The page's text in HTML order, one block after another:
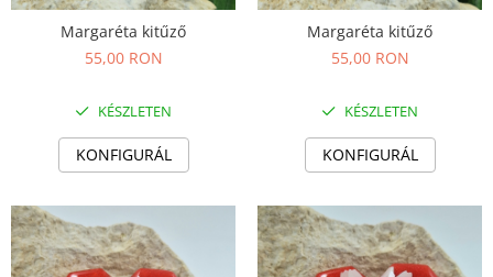
Fülbevaló
Ékszertartó
Nyaklánc / Medál
Fülbevaló
Karperec
Ékszer szett
Fa ékszerek
Nyaklánc / Medál
Margaréta kitűző
55,00 RON
KÉSZLETEN
KONFIGURÁL
Margaréta kitűző
55,00 RON
KÉSZLETEN
KONFIGURÁL